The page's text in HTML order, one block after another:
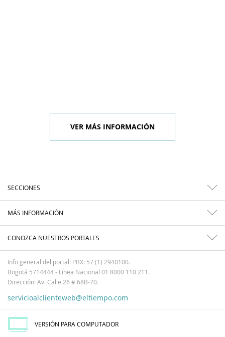
VER MÁS INFORMACIÓN
SECCIONES
MÁS INFORMACIÓN
CONOZCA NUESTROS PORTALES
Info general del portal: PBX: 57 (1) 2940100.
Bogotá 5714444 - Línea Nacional 01 8000 110 211.
Dirección: Av. Calle 26 # 68B-70.
servicioalclienteweb@eltiempo.com
VERSIÓN PARA COMPUTADOR